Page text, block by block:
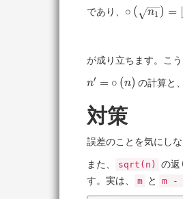
n_2\le
10^{18}
であり、 ∘ ( n1 ) =
が成り立ちます。こう
n'=\roundcirc{n}
n′ = ∘ (n) の計算と、
対策
誤差のことを気にし
また、
sqrt(n) の返
す。実は、
m と m -